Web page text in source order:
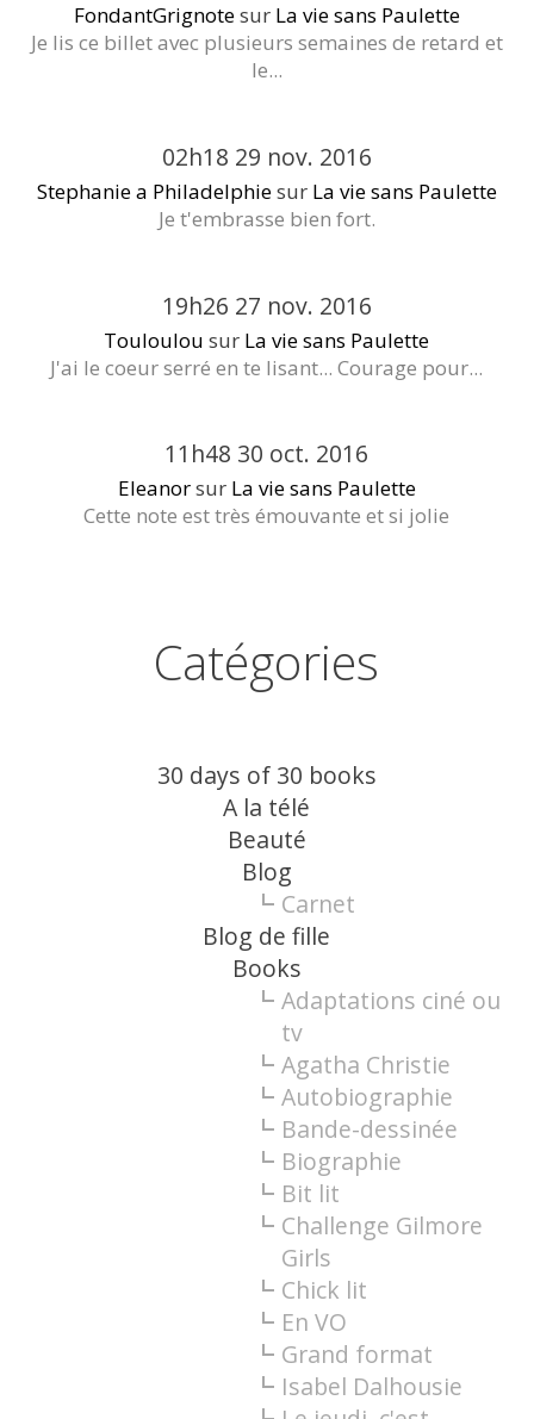
FondantGrignotesur La vie sans Paulette
Je lis ce billet avec plusieurs semaines de retard et
le...
02h18 29 nov. 2016
Stephanie a Philadelphiesur La vie sans Paulette
Je t'embrasse bien fort.
19h26 27 nov. 2016
Touloulou sur La vie sans Paulette
J'ai le coeur serré en te lisant... Courage pour...
11h48 30 oct. 2016
Eleanorsur La vie sans Paulette
Cette note est très émouvante et si jolie
Catégories
30 days of 30 books
A la télé
Beauté
Blog
Carnet
Blog de fille
Books
Adaptations ciné ou
tv
Agatha Christie
Autobiographie
Bande-dessinée
Biographie
Bit lit
Challenge Gilmore
Girls
Chick lit
En VO
Grand format
Isabel Dalhousie